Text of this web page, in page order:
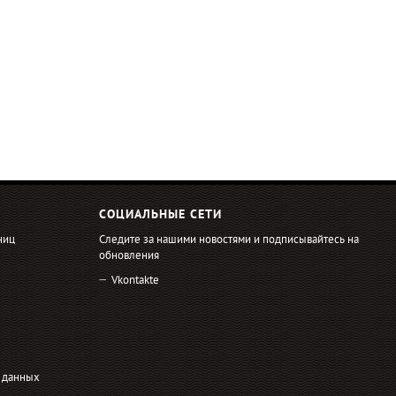
данных
СОЦИАЛЬНЫЕ СЕТИ
Следите за нашими новостями и подписывайтесь на
обновления
Vkontakte